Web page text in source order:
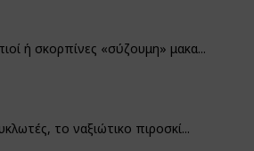
ή σκορπίνες «σύζουμη» μακα...
το ναξιώτικο πιροσκί...